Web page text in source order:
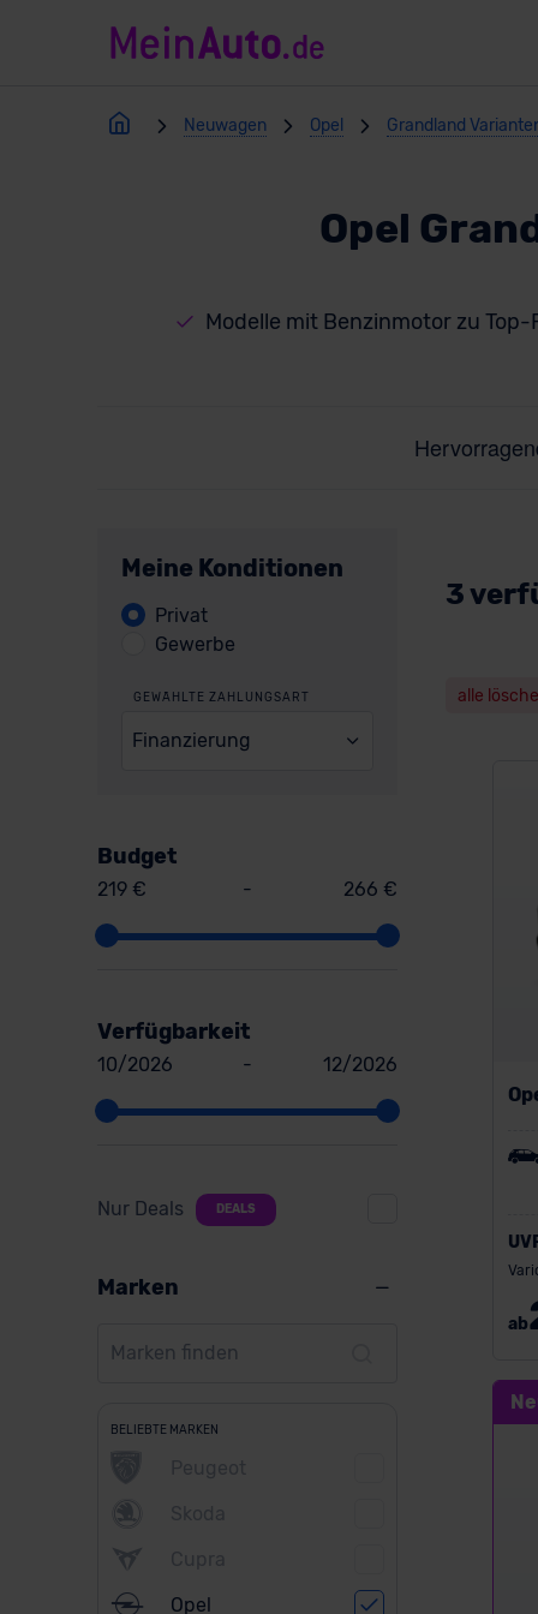
Neuwagen Opel Grandland
Opel
Modelle mit Benzinmotor zu Top-
Meine Konditionen
Privat
Gewerbe
GEWÄHLTE ZAHLUNGSART
Finanzierung
Budget
219 € - 266 €
Verfügbarkeit
10/2026 - 12/2026
Nur Deals DEALS
Marken
BELIEBTE MARKEN
Peugeot
Skoda
Cupra
Opel
3
alle
ab